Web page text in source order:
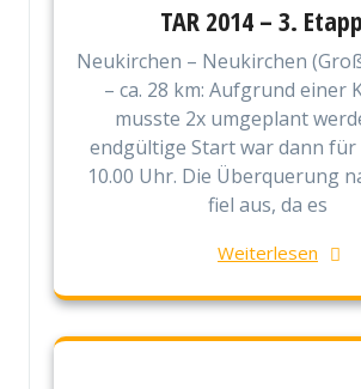
TAR 2014 – 3.
Neukirchen – Neukirchen
– ca. 28 km: Aufgrund einer
musste 2x umgeplant
endgültige Start war dann für
10.00 Uhr. Die Überquerung
fiel aus, da es
Weiterlesen